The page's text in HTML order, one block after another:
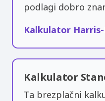
podlagi dobro
Kalkulator
Kalkulator
Ta brezplačni